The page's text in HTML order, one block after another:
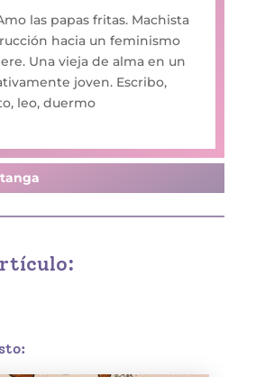
las papas fritas. Machista
hacia un feminismo
Una vieja de alma en un
joven. Escribo,
leo, duermo